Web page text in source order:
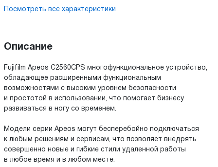
Посмотреть все характеристики
Описание
Fujifilm Apeos C2560CPS многофункциональное устройство,
обладающее расширенными функциональным
возможностями с высоким уровнем безопасности
и простотой в использовании, что помогает бизнесу
развиваться в ногу со временем.
Модели серии Apeos могут бесперебойно подключаться
к любым решениям и сервисам, что позволяет внедрять
совершенно новые и гибкие стили удаленной работы
в любое время и в любом месте.